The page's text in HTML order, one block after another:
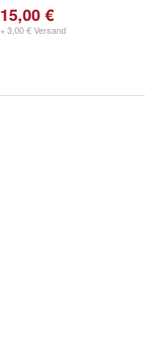
15,00 €
+ 3,00 € Versand